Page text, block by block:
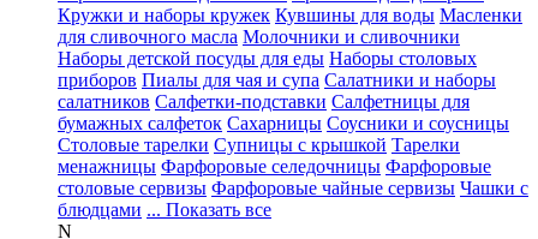
Кружки и наборы кружек Кувшины для воды Масленки
для сливочного масла Молочники и сливочники
Наборы детской посуды для еды Наборы столовых
приборов Пиалы для чая и супа Салатники и наборы
салатников Салфетки-подставки Салфетницы для
бумажных салфеток Сахарницы Соусники и соусницы
Столовые тарелки Супницы с крышкой Тарелки
менажницы Фарфоровые селедочницы Фарфоровые
столовые сервизы Фарфоровые чайные сервизы Чашки с
блюдцами ... Показать все
N